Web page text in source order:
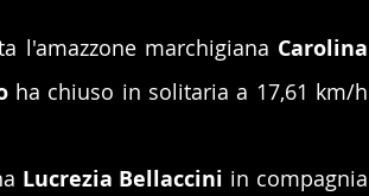
l'amazzone marchigiana Carolina
ha chiuso in solitaria a 17,61 km/h
Lucrezia Bellaccini in compagnia